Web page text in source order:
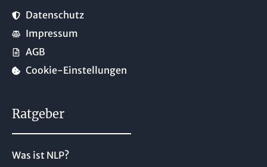
Datenschutz
Impressum
AGB
Cookie-Einstellungen
Ratgeber
Was ist NLP?